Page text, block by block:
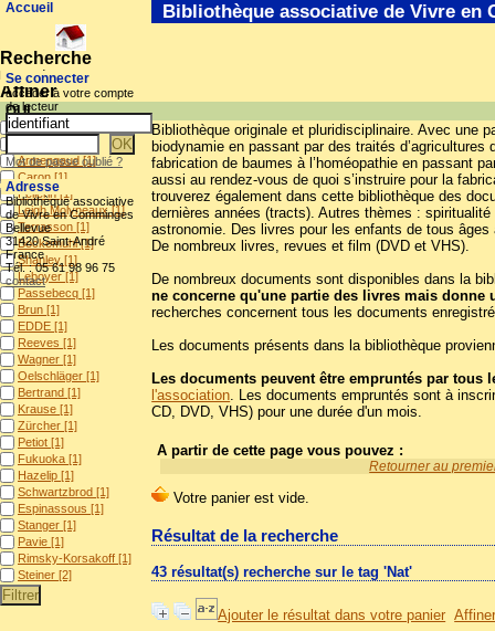
Bibliothèque originale et pluridisciplinaire. Avec une
biodynamie en passant par des traités
fabrication de baumes à l’homéopathie en passant
aussi au rendez-vous de quoi s’instruire pour la
trouverez également dans cette bibliothèque des
dernières années (tracts). Autres thèmes :
astronomie. Des livres pour les enfants de tous
De nombreux livres, revues et film (DVD et VHS).
De nombreux documents sont disponibles dans la
ne concerne qu'une partie des livres mais donne
recherches concernent tous les documents
Les documents présents dans la bibliothèque
Les documents peuvent être empruntés par
l'association. Les documents empruntés sont à
CD, DVD, VHS) pour une durée d'un mois.
A partir de cette page vous pouvez :
Retourner au
Résultat de la recherche
43 résultat(s) recherche sur le tag 'Nat'
Ajouter le résultat dans votre panier
Bibliothèque associative de Vivre en
Accueil
Se connecter
accéder à votre compte
de lecteur
Mot de passe oublié ?
Adresse
Bibliothèque associative
de Vivre en Comminges
Bellevue
31420 Saint-André
France
Tél. : 05 61 98 96 75
contact
Recherche
Mots-clés (43)
Affiner
QUI
DEOM[1]
Armengaud[1]
Caron [1]
Pellerin[1]
Leigh Molyneaux[1]
Terrasson [1]
Bockemühl[1]
Shanley [1]
Leboyer[1]
Passebecq [1]
Brun [1]
EDDE [1]
Reeves [1]
Wagner [1]
Oelschläger [1]
Bertrand [1]
Krause [1]
Zürcher [1]
Petiot [1]
Fukuoka [1]
Hazelip [1]
Schwartzbrod [1]
Espinassous [1]
Stanger [1]
Pavie [1]
Rimsky-Korsakoff [1]
Steiner [2]